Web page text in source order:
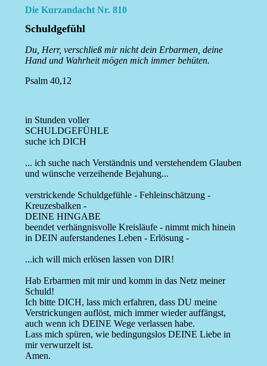
Die Kurzandacht Nr. 810
Schuldgefühl
Du, Herr, verschließ mir nicht dein Erbarmen, deine
Hand und Wahrheit mögen mich immer behüten.
Psalm 40,12
in Stunden voller
SCHULDGEFÜHLE
suche ich DICH
... ich suche nach Verständnis und verstehendem Glauben
und wünsche verzeihende Bejahung...
verstrickende Schuldgefühle - Fehleinschätzung -
Kreuzesbalken -
DEINE HINGABE
beendet verhängnisvolle Kreisläufe - nimmt mich hinein
in DEIN auferstandenes Leben - Erlösung -
...ich will mich erlösen lassen von DIR!
Hab Erbarmen mit mir und komm in das Netz meiner
Schuld!
Ich bitte DICH, lass mich erfahren, dass DU meine
Verstrickungen auflöst, mich immer wieder auffängst,
auch wenn ich DEINE Wege verlassen habe.
Lass mich spüren, wie bedingungslos DEINE Liebe in
mir verwurzelt ist.
Amen.